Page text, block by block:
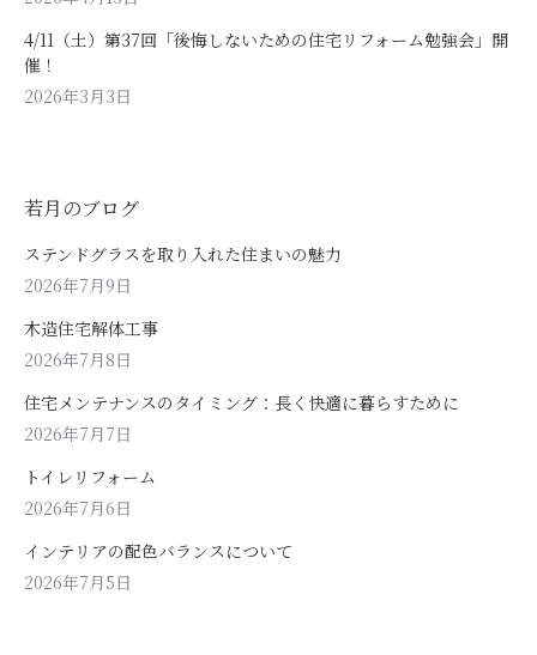
4/11（土）第37回「後悔しないための住宅リフォーム勉強会」開
催！
2026年3月3日
若月のブログ
ステンドグラスを取り入れた住まいの魅力
2026年7月9日
木造住宅解体工事
2026年7月8日
住宅メンテナンスのタイミング：長く快適に暮らすために
2026年7月7日
トイレリフォーム
2026年7月6日
インテリアの配色バランスについて
2026年7月5日